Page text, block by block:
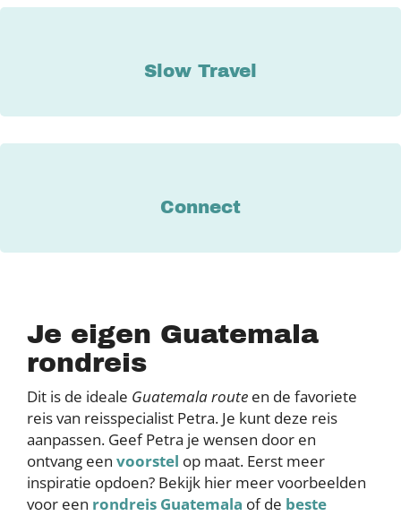
Slow Travel
Connect
Je eigen Guatemala
rondreis
Dit is de ideale Guatemala route en de favoriete
reis van reisspecialist Petra. Je kunt deze reis
aanpassen. Geef Petra je wensen door en
ontvang een voorstel op maat. Eerst meer
inspiratie opdoen? Bekijk hier meer voorbeelden
voor een rondreis Guatemala of de beste